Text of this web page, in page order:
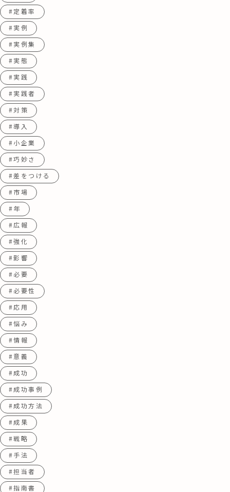
#定着率
#実例
#実例集
#実態
#実践
#実践者
#対策
#導入
#小企業
#巧妙さ
#差をつける
#市場
#年
#広報
#強化
#影響
#必要
#必要性
#応用
#悩み
#情報
#意義
#成功
#成功事例
#成功方法
#成果
#戦略
#手法
#担当者
#指南書